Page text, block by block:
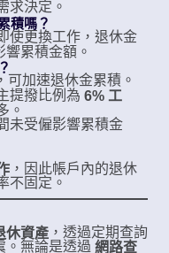
求決定。
積嗎？
使更換工作，退休金
累積金額。
可加速退休金累積。
提撥比例為 6% 工
。
未受僱影響累積金
，因此帳戶內的退休
不固定。
休資產 ，透過定期查詢
。無論是透過 網路查